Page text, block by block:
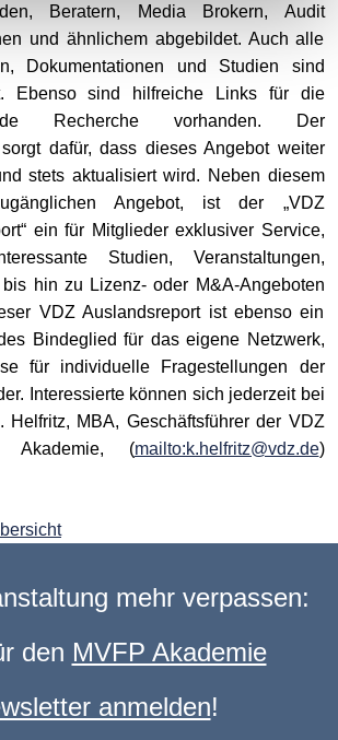
Beratern, Media Brokern, Audit
und ähnlichem abgebildet. Auch alle
Dokumentationen und Studien sind
Ebenso sind hilfreiche Links für die
Recherche vorhanden. Der
dafür, dass dieses Angebot weiter
stets aktualisiert wird. Neben diesem
Angebot, ist der „VDZ
ein für Mitglieder exklusiver Service,
Studien, Veranstaltungen,
bis hin zu Lizenz- oder M&A-Angeboten
VDZ Auslandsreport ist ebenso ein
Bindeglied für das eigene Netzwerk,
für individuelle Fragestellungen der
Interessierte können sich jederzeit bei
Helfritz, MBA, Geschäftsführer der VDZ
Akademie, (mailto:k.helfritz@vdz.de)
mehr verpassen:
den MVFP Akademie
anmelden!